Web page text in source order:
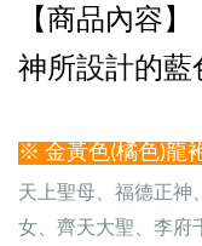
【商品內容
神所設計的藍
※ 金黃色(橘色)龍
天上聖母、福德正神
女、齊天大聖、李府